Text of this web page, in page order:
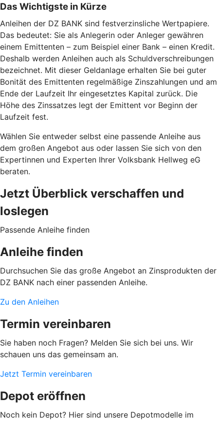
Das Wichtigste in Kürze
Anleihen der DZ BANK sind festverzinsliche Wertpapiere.
Das bedeutet: Sie als Anlegerin oder Anleger gewähren
einem Emittenten – zum Beispiel einer Bank – einen Kredit.
Deshalb werden Anleihen auch als Schuldverschreibungen
bezeichnet. Mit dieser Geldanlage erhalten Sie bei guter
Bonität des Emittenten regelmäßige Zinszahlungen und am
Ende der Laufzeit Ihr eingesetztes Kapital zurück. Die
Höhe des Zinssatzes legt der Emittent vor Beginn der
Laufzeit fest.
Wählen Sie entweder selbst eine passende Anleihe aus
dem großen Angebot aus oder lassen Sie sich von den
Expertinnen und Experten Ihrer Volksbank Hellweg eG
beraten.
Jetzt Überblick verschaffen und
loslegen
Passende Anleihe finden
Anleihe finden
Durchsuchen Sie das große Angebot an Zinsprodukten der
DZ BANK nach einer passenden Anleihe.
Zu den Anleihen
Termin vereinbaren
Sie haben noch Fragen? Melden Sie sich bei uns. Wir
schauen uns das gemeinsam an.
Jetzt Termin vereinbaren
Depot eröffnen
Noch kein Depot? Hier sind unsere Depotmodelle im